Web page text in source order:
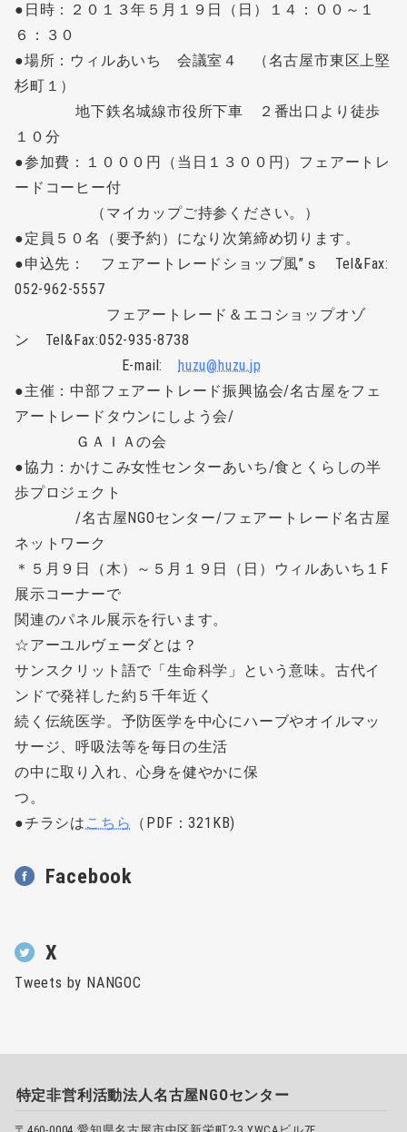
●日時：２０１３年５月１９日（日）１４：００～１
６：３０
●場所：ウィルあいち 会議室４ （名古屋市東区上堅
杉町１）
地下鉄名城線市役所下車 ２番出口より徒歩
１０分
●参加費：１０００円（当日１３００円）フェアートレ
ードコーヒー付
（マイカップご持参ください。）
●定員５０名（要予約）になり次第締め切ります。
●申込先： フェアートレードショップ風”ｓ Tel&Fax:
052-962-5557
フェアートレード＆エコショップオゾ
ン Tel&Fax:052-935-8738
E-mail:
huzu@huzu.jp
●主催：中部フェアートレード振興協会/名古屋をフェ
アートレードタウンにしよう会/
ＧＡＩＡの会
●協力：かけこみ女性センターあいち/食とくらしの半
歩プロジェクト
/名古屋NGOセンター/フェアートレード名古屋
ネットワーク
＊５月９日（木）～５月１９日（日）ウィルあいち１F
展示コーナーで
関連のパネル展示を行います。
☆アーユルヴェーダとは？
サンスクリット語で「生命科学」という意味。古代イ
ンドで発祥した約５千年近く
続く伝統医学。予防医学を中心にハーブやオイルマッ
サージ、呼吸法等を毎日の生活
の中に取り入れ、心身を健やかに保
つ。
●チラシは こちら （PDF：321KB)
Facebook
X
Tweets by NANGOC
特定非営利活動法人名古屋NGOセンター